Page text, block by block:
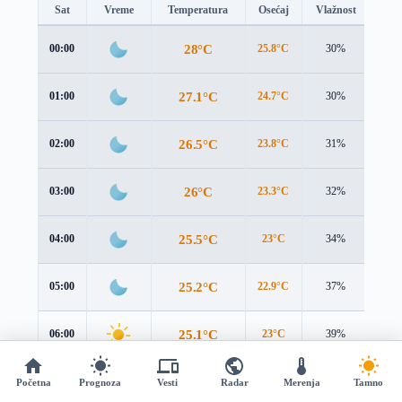
Sat Vreme Temperatura Osećaj Vlažnost
00:00 28°C 25.8°C 30%
01:00 27.1°C 24.7°C 30%
02:00 26.5°C 23.8°C 31%
03:00 26°C 23.3°C 32%
04:00 25.5°C 23°C 34%
05:00 25.2°C 22.9°C 37%
06:00 25.1°C 23°C 39%
07:00 23.3°C
Početna Prognoza Vesti Radar Merenja Tamno